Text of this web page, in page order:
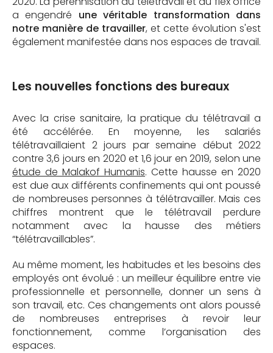
a engendré une véritable transformation dans
notre manière de travailler, et cette évolution s'est
également manifestée dans nos espaces de travail.
Les nouvelles fonctions des bureaux
Avec la crise sanitaire, la pratique du télétravail a
été accélérée. En moyenne, les salariés
télétravaillaient 2 jours par semaine début 2022
contre 3,6 jours en 2020 et 1,6 jour en 2019, selon une
étude de Malakof Humanis. Cette hausse en 2020
est due aux différents confinements qui ont poussé
de nombreuses personnes à télétravailler. Mais ces
chiffres montrent que le télétravail perdure
notamment avec la hausse des métiers
“télétravaillables”.
Au même moment, les habitudes et les besoins des
employés ont évolué : un meilleur équilibre entre vie
professionnelle et personnelle, donner un sens à
son travail, etc. Ces changements ont alors poussé
de nombreuses entreprises à revoir leur
fonctionnement, comme l’organisation des
espaces.